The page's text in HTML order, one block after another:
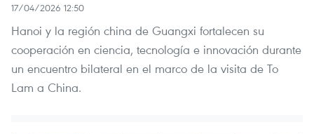
17/04/2026 12:50
Hanoi y la región china de Guangxi fortalecen su
cooperación en ciencia, tecnología e innovación durante
un encuentro bilateral en el marco de la visita de To
Lam a China.